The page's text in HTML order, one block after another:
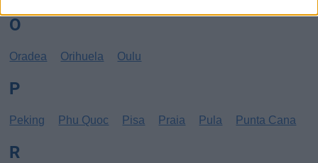
O
Oradea Orihuela Oulu
P
Peking Phu Quoc Pisa Praia Pula Punta Cana
R